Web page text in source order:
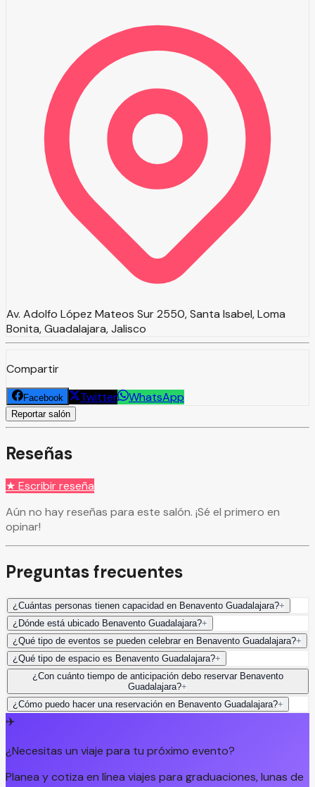
Av. Adolfo López Mateos Sur 2550, Santa Isabel, Loma
Bonita, Guadalajara, Jalisco
Compartir
Facebook Twitter WhatsApp
Reportar salón
Reseñas
★ Escribir reseña
Aún no hay reseñas para este salón. ¡Sé el primero en
opinar!
Preguntas frecuentes
¿Cuántas personas tienen capacidad en Benavento Guadalajara?+
¿Dónde está ubicado Benavento Guadalajara?+
¿Qué tipo de eventos se pueden celebrar en Benavento Guadalajara?+
¿Qué tipo de espacio es Benavento Guadalajara?+
¿Con cuánto tiempo de anticipación debo reservar Benavento
Guadalajara?+
¿Cómo puedo hacer una reservación en Benavento Guadalajara?+
✈️
¿Necesitas un viaje para tu próximo evento?
Planea y cotiza en línea viajes para graduaciones, lunas de